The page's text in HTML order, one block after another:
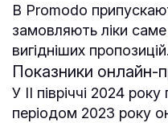
В Promodo
замовляють ліки
вигідніших пропозицій.
Показники онлайн-
У ІІ півріччі 2024
періодом 2023 року